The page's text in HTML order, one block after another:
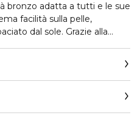
bronzo adatta a tutti e le sue
facilità sulla pelle,
dal sole. Grazie alla
di cocco. Assicurati di
applicare le gocce
per un effetto più intenso o
con il fondotinta preferito